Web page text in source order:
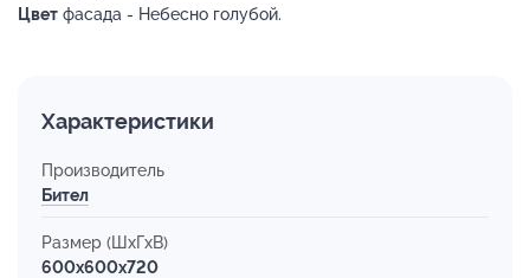
Цвет фасада - Небесно голубой.
Характеристики
Производитель
Бител
Размер (ШхГхВ)
600x600x720